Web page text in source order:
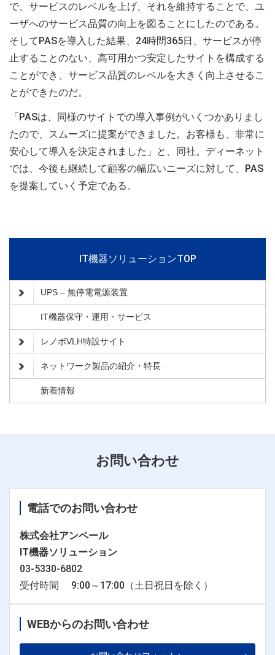
で、サービスのレベルを上げ、それを維持することで、ユ
ーザへのサービス品質の向上を図ることにしたのである。
そしてPASを導入した結果、24時間365日、サービスが停
止することのない、高可用かつ安定したサイトを構成する
ことができ、サービス品質のレベルを大きく向上させるこ
とができたのだ。
「PASは、同様のサイトでの導入事例がいくつかありまし
たので、スムーズに提案ができました。お客様も、非常に
安心して導入を決定されました」と、同社。ディーネット
では、今後も継続して顧客の幅広いニーズに対して、PAS
を提案していく予定である。
IT機器ソリューションTOP
UPS – 無停電電源装置
IT機器保守・運用・サービス
レノボVLH特設サイト
ネットワーク製品の紹介・特長
新着情報
お問い合わせ
電話でのお問い合わせ
株式会社アンペール
IT機器ソリューション
03-5330-6802
受付時間 9:00～17:00（土日祝日を除く）
WEBからのお問い合わせ